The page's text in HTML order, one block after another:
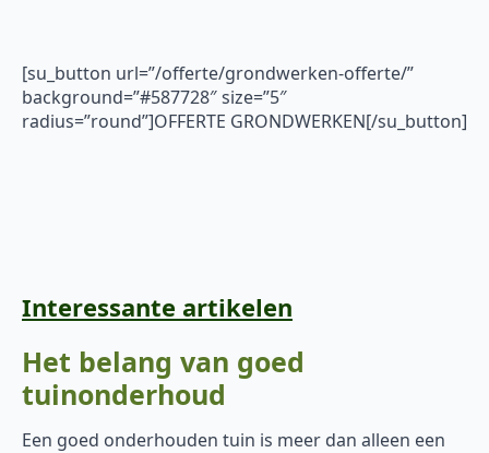
[su_button url=”/offerte/grondwerken-offerte/”
background=”#587728″ size=”5″
radius=”round”]OFFERTE GRONDWERKEN[/su_button]
Interessante artikelen
Het belang van goed
tuinonderhoud
Een goed onderhouden tuin is meer dan alleen een